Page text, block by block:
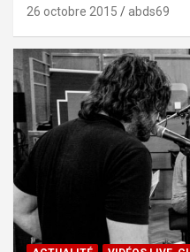
26 octobre 2015 abds69